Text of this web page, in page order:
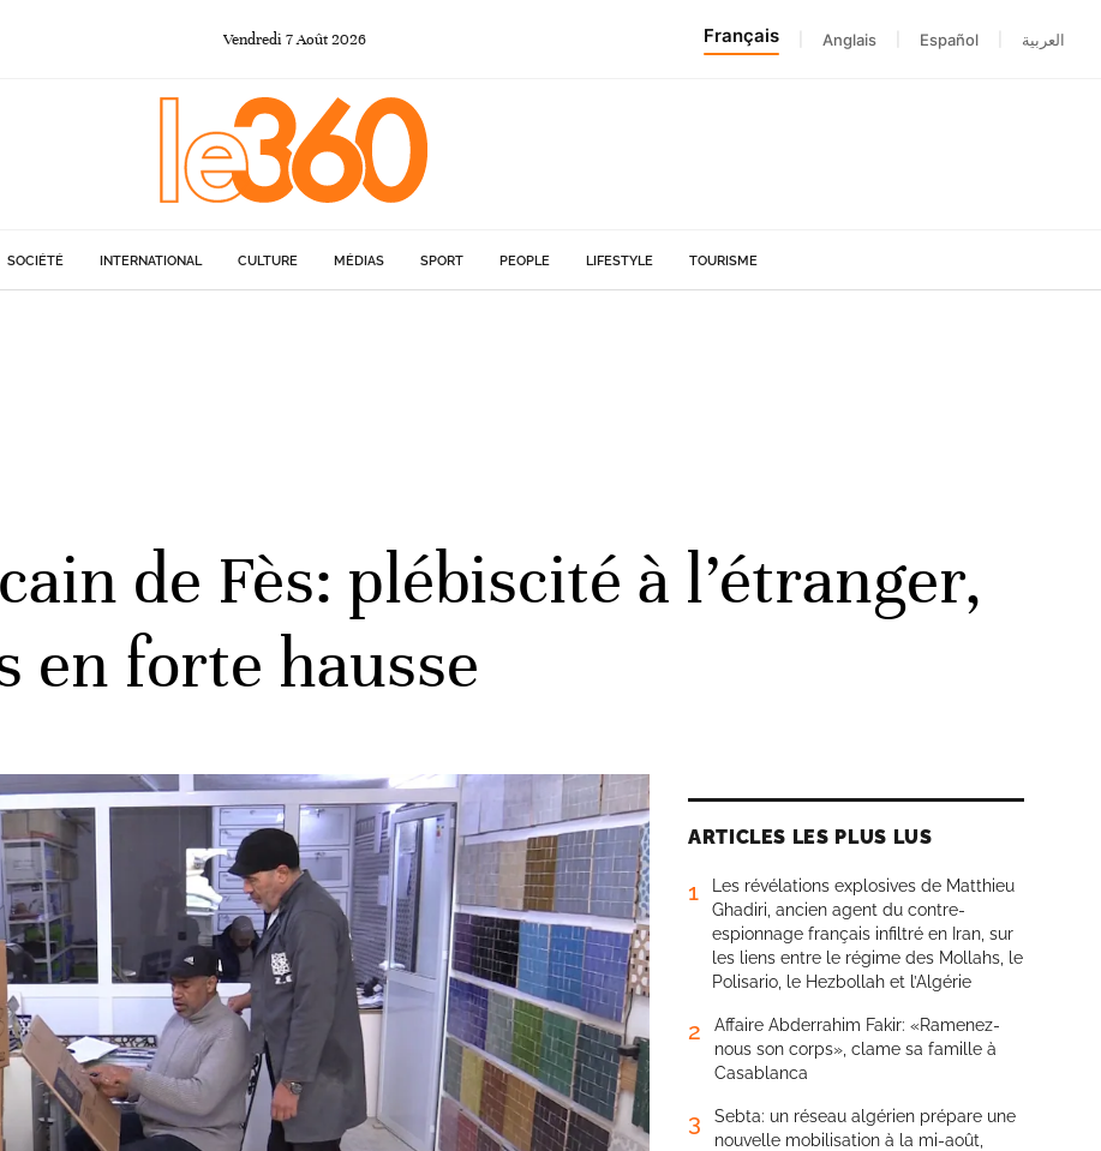
Vendredi 7Août 2026 Français Anglais Español العربية
SOCIÉTÉ INTERNATIONAL CULTURE MÉDIAS SPORT PEOPLE LIFESTYLE TOURISME
de Fès: plébiscité à l’étranger,
en forte hausse
ARTICLES LES PLUS LUS
1
Les révélations explosives de Matthieu
Ghadiri, ancien agent du contre-
espionnage français infiltré en Iran, sur
les liens entre le régime des Mollahs, le
Polisario, le Hezbollah et l’Algérie
2
Affaire Abderrahim Fakir: «Ramenez-
nous son corps», clame sa famille à
Casablanca
3
Sebta: un réseau algérien prépare une
nouvelle mobilisation à la mi-août,